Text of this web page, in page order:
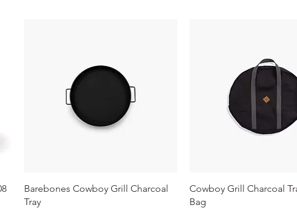
クイックビュー
Barebones Cowboy Grill Charcoal
Tray
クイックビュー
Cowboy Grill Charcoal
Bag